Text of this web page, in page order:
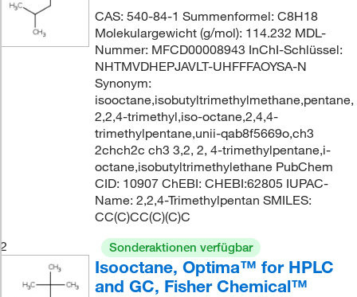
CAS: 540-84-1 Summenformel: C8H18
Molekulargewicht (g/mol): 114.232 MDL-
Nummer: MFCD00008943 InChI-Schlüssel:
NHTMVDHEPJAVLT-UHFFFAOYSA-N
Synonym:
isooctane,isobutyltrimethylmethane,pentane,
2,2,4-trimethyl,iso-octane,2,4,4-
trimethylpentane,unii-qab8f5669o,ch3
2chch2c ch3 3,2, 2, 4-trimethylpentane,i-
octane,isobutyltrimethylethane PubChem
CID: 10907 ChEBI: CHEBI:62805 IUPAC-
Name: 2,2,4-Trimethylpentan SMILES:
CC(C)CC(C)(C)C
2
Sonderaktionen verfügbar
Isooctane, Optima™ for HPLC
and GC, Fisher Chemical™